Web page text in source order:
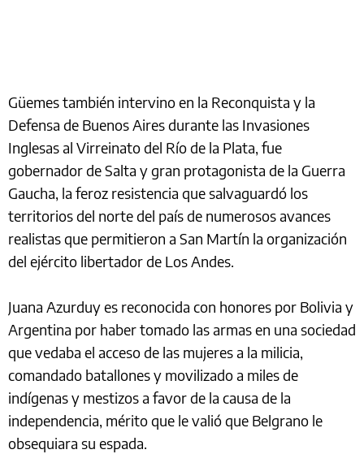
Güemes también intervino en la Reconquista y la
Defensa de Buenos Aires durante las Invasiones
Inglesas al Virreinato del Río de la Plata, fue
gobernador de Salta y gran protagonista de la Guerra
Gaucha, la feroz resistencia que salvaguardó los
territorios del norte del país de numerosos avances
realistas que permitieron a San Martín la organización
del ejército libertador de Los Andes.
Juana Azurduy es reconocida con honores por Bolivia y
Argentina por haber tomado las armas en una sociedad
que vedaba el acceso de las mujeres a la milicia,
comandado batallones y movilizado a miles de
indígenas y mestizos a favor de la causa de la
independencia, mérito que le valió que Belgrano le
obsequiara su espada.